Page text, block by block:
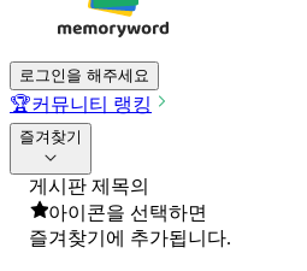
로그인을 해주세요
🏆커뮤니티 랭킹
즐겨찾기
게시판 제목의
아이콘을 선택하면
즐겨찾기에 추가됩니다.